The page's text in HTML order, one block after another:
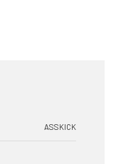
ASSKICK